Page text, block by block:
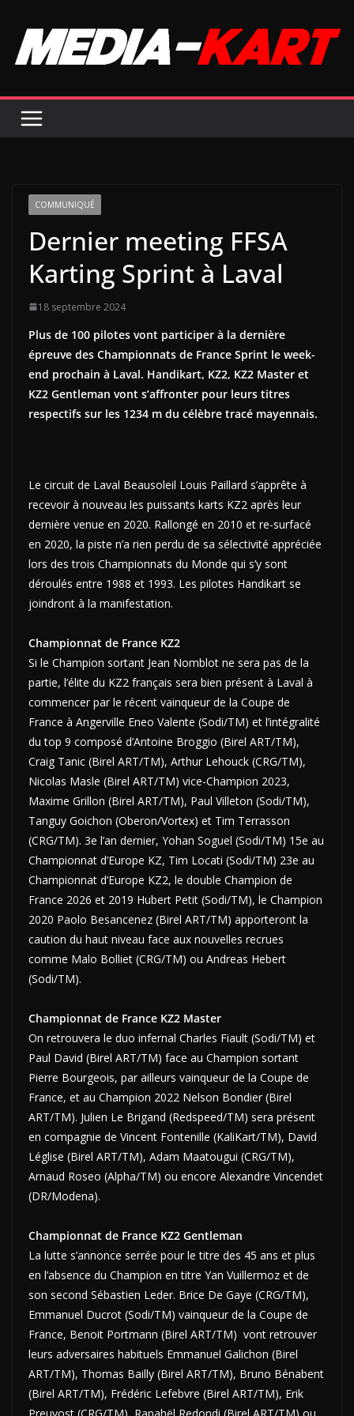
contenu
COMMUNIQUÉ
Dernier meeting FFSA
Karting Sprint à Laval
18 septembre 2024
Plus de 100 pilotes vont participer à la dernière
épreuve des Championnats de France Sprint le week-
end prochain à Laval. Handikart, KZ2, KZ2 Master et
KZ2 Gentleman vont s’affronter pour leurs titres
respectifs sur les 1234 m du célèbre tracé mayennais.
Le circuit de Laval Beausoleil Louis Paillard s’apprête à
recevoir à nouveau les puissants karts KZ2 après leur
dernière venue en 2020. Rallongé en 2010 et re-surfacé
en 2020, la piste n’a rien perdu de sa sélectivité appréciée
lors des trois Championnats du Monde qui s’y sont
déroulés entre 1988 et 1993. Les pilotes Handikart se
joindront à la manifestation.
Championnat de France KZ2
Si le Champion sortant Jean Nomblot ne sera pas de la
partie, l’élite du KZ2 français sera bien présent à Laval à
commencer par le récent vainqueur de la Coupe de
France à Angerville Eneo Valente (Sodi/TM) et l’intégralité
du top 9 composé d’Antoine Broggio (Birel ART/TM),
Craig Tanic (Birel ART/TM), Arthur Lehouck (CRG/TM),
Nicolas Masle (Birel ART/TM) vice-Champion 2023,
Maxime Grillon (Birel ART/TM), Paul Villeton (Sodi/TM),
Tanguy Goichon (Oberon/Vortex) et Tim Terrasson
(CRG/TM). 3e l’an dernier, Yohan Soguel (Sodi/TM) 15e au
Championnat d’Europe KZ, Tim Locati (Sodi/TM) 23e au
Championnat d’Europe KZ2, le double Champion de
France 2026 et 2019 Hubert Petit (Sodi/TM), le Champion
2020 Paolo Besancenez (Birel ART/TM) apporteront la
caution du haut niveau face aux nouvelles recrues
comme Malo Bolliet (CRG/TM) ou Andreas Hebert
(Sodi/TM).
Championnat de France KZ2 Master
On retrouvera le duo infernal Charles Fiault (Sodi/TM) et
Paul David (Birel ART/TM) face au Champion sortant
Pierre Bourgeois, par ailleurs vainqueur de la Coupe de
France, et au Champion 2022 Nelson Bondier (Birel
ART/TM). Julien Le Brigand (Redspeed/TM) sera présent
en compagnie de Vincent Fontenille (KaliKart/TM), David
Léglise (Birel ART/TM), Adam Maatougui (CRG/TM),
Arnaud Roseo (Alpha/TM) ou encore Alexandre Vincendet
(DR/Modena).
Championnat de France KZ2 Gentleman
La lutte s’annonce serrée pour le titre des 45 ans et plus
en l’absence du Champion en titre Yan Vuillermoz et de
son second Sébastien Leder. Brice De Gaye (CRG/TM),
Emmanuel Ducrot (Sodi/TM) vainqueur de la Coupe de
France, Benoit Portmann (Birel ART/TM) vont retrouver
leurs adversaires habituels Emmanuel Galichon (Birel
ART/TM), Thomas Bailly (Birel ART/TM), Bruno Bénabent
(Birel ART/TM), Frédéric Lefebvre (Birel ART/TM), Erik
Preuvost (CRG/TM), Rapahël Redondi (Birel ART/TM) ou